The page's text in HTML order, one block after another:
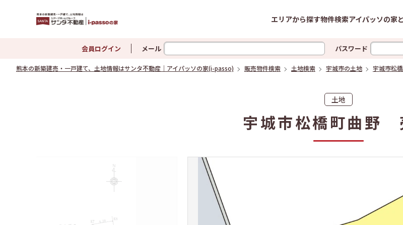
熊本の新築建売・一戸建て、土地情報はサンタ不動
エリアから探す物件検索アイパッソの家
会員ログイン メール パスワード
熊本の新築建売・一戸建て、土地情報はサンタ不動産｜アイパッソの家(i-passo) 販売物件検索 土地検索 宇城市の土地 宇城市松
土地
宇城市松橋町曲野